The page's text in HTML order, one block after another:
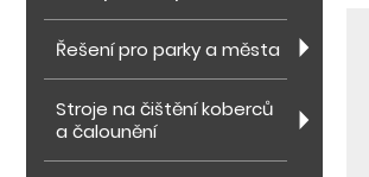
Řešení pro parky a města
Stroje na čištění koberců
a čalounění